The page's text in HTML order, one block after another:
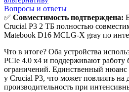
Вопросы и ответы
✅ Совместимость подтверждена:
Crucial P3 2 ТБ полностью
Matebook D16 MCLG-X gray по
Что в итоге? Оба устройства
PCIe 4.0 x4 и поддерживают работу
ограничений. Единственный нюанс
у Crucial P3, что может повлиять на
производительность при